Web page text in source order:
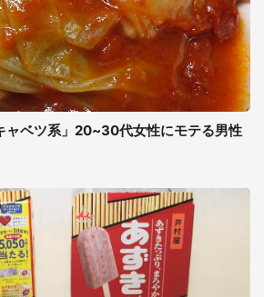
ャベツ系」20~30代女性にモテる男性